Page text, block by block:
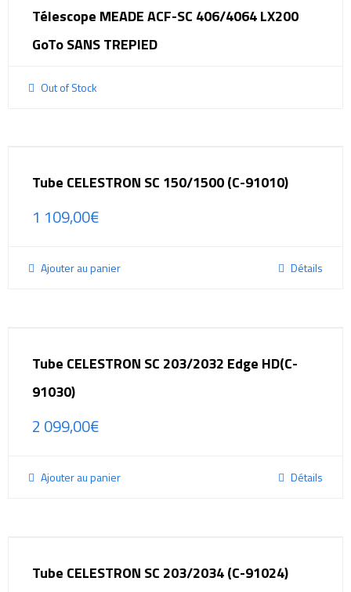
Télescope MEADE ACF-SC 406/4064 LX200
GoTo SANS TREPIED
Out of Stock
Tube CELESTRON SC 150/1500 (C-91010)
1 109,00€
Ajouter au panier Détails
Tube CELESTRON SC 203/2032 Edge HD(C-
91030)
2 099,00€
Ajouter au panier Détails
Tube CELESTRON SC 203/2034 (C-91024)